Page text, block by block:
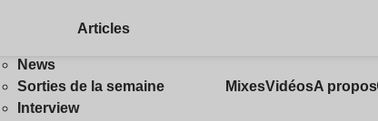
Articles
News
Sorties de la semaine
Interview
MixesVidéosA propos